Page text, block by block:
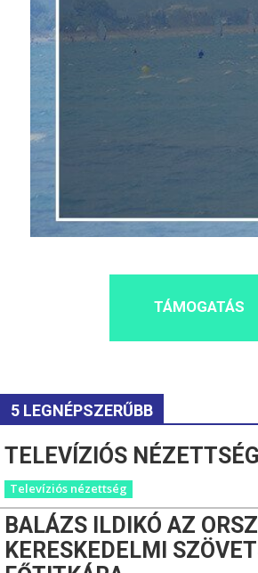
TÁMOGATÁS
5 LEGNÉPSZERŰBB
TELEVÍZIÓS
Televíziós nézettség
BALÁZS ILDIKÓ AZ
KERESKEDELMI